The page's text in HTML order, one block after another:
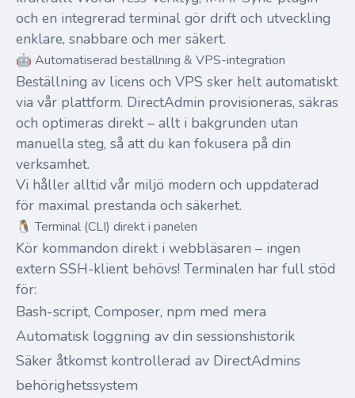
och en integrerad terminal gör drift och utveckling
enklare, snabbare och mer säkert.
🤖 Automatiserad beställning & VPS-integration
Beställning av licens och VPS sker helt automatiskt
via vår plattform. DirectAdmin provisioneras, säkras
och optimeras direkt – allt i bakgrunden utan
manuella steg, så att du kan fokusera på din
verksamhet.
Vi håller alltid vår miljö modern och uppdaterad
för maximal prestanda och säkerhet.
🐧 Terminal (CLI) direkt i panelen
Kör kommandon direkt i webbläsaren – ingen
extern SSH-klient behövs! Terminalen har full stöd
för:
Bash-script, Composer, npm med mera
Automatisk loggning av din sessionshistorik
Säker åtkomst kontrollerad av DirectAdmins
behörighetssystem